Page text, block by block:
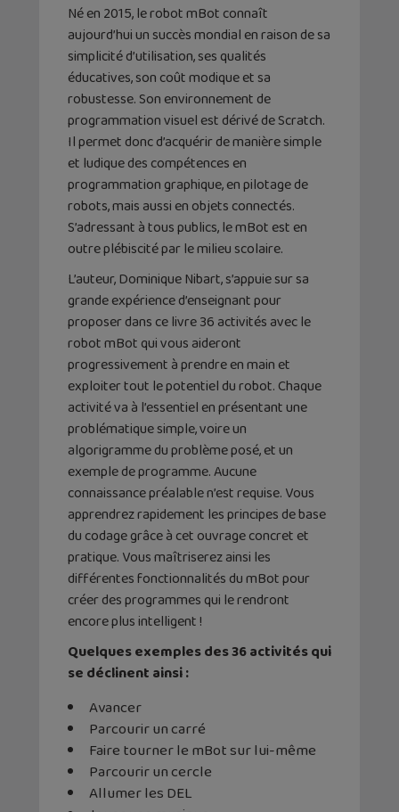
Né en 2015, le robot mBot connaît
aujourd’hui un succès mondial en raison de sa
simplicité d’utilisation, ses qualités
éducatives, son coût modique et sa
robustesse. Son environnement de
programmation visuel est dérivé de Scratch.
Il permet donc d’acquérir de manière simple
et ludique des compétences en
programmation graphique, en pilotage de
robots, mais aussi en objets connectés.
S’adressant à tous publics, le mBot est en
outre plébiscité par le milieu scolaire.
L’auteur, Dominique Nibart, s’appuie sur sa
grande expérience d’enseignant pour
proposer dans ce livre 36 activités avec le
robot mBot qui vous aideront
progressivement à prendre en main et
exploiter tout le potentiel du robot. Chaque
activité va à l’essentiel en présentant une
problématique simple, voire un
algorigramme du problème posé, et un
exemple de programme. Aucune
connaissance préalable n’est requise. Vous
apprendrez rapidement les principes de base
du codage grâce à cet ouvrage concret et
pratique. Vous maîtriserez ainsi les
différentes fonctionnalités du mBot pour
créer des programmes qui le rendront
encore plus intelligent !
Quelques exemples des 36 activités qui
se déclinent ainsi :
Avancer
Parcourir un carré
Faire tourner le mBot sur lui-même
Parcourir un cercle
Allumer les DEL